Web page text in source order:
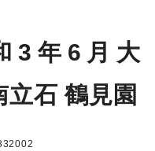
3年6月大
石 鶴見園